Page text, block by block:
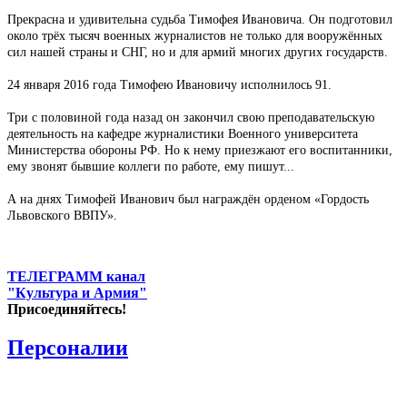
Прекрасна и удивительна судьба Тимофея Ивановича. Он подготовил
около трёх тысяч военных журналистов не только для вооружённых
сил нашей страны и СНГ, но и для армий многих других государств.
24 января 2016 года Тимофею Ивановичу исполнилось 91.
Три с половиной года назад он закончил свою преподавательскую
деятельность на кафедре журналистики Военного университета
Министерства обороны РФ. Но к нему приезжают его воспитанники,
ему звонят бывшие коллеги по работе, ему пишут...
А на днях Тимофей Иванович был награждён орденом «Гордость
Львовского ВВПУ».
ТЕЛЕГРАММ канал
"Культура и Армия"
Присоединяйтесь!
Персоналии